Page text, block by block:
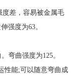
度差，容易被金属毛
强度为63。
弯曲强度为125。
性能;可以随意弯曲成